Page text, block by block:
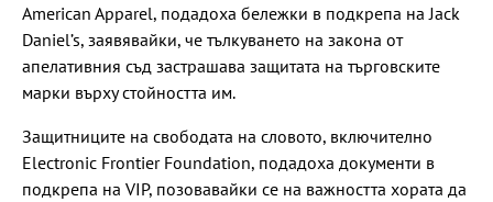
American Apparel, подадоха бележки в подкрепа на Jack
Daniel’s, заявявайки, че тълкуването на закона от
апелативния съд застрашава защитата на търговските
марки върху стойността им.
Защитниците на свободата на словото, включително
Electronic Frontier Foundation, подадоха документи в
подкрепа на VIP, позовавайки се на важността хората да